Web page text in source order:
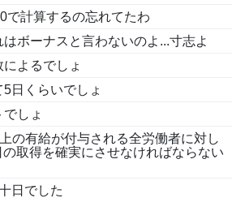
で計算するの忘れてたわ
ボーナスと言わないのよ...寸志よ
よるでしょ
日くらいでしょ
しょ
の有給が付与される全労働者に対し
取得を確実にさせなければならない
日でした